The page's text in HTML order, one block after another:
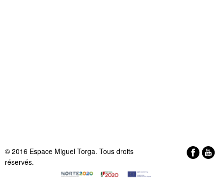
© 2016 Espace Miguel Torga. Tous droits
réservés.